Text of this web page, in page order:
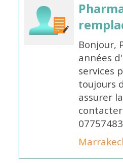
Bonjour,
années
services
toujours
assurer